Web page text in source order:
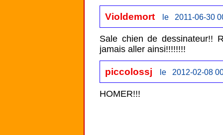
Violdemort le 2011-06-30
Sale chien de dessinateur!!
jamais aller ainsi!!!!!!!!
piccolossj le 2012-02-08